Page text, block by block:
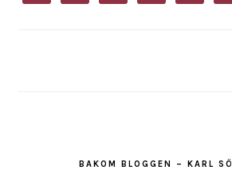
BAKOM BLOGGEN – KARL